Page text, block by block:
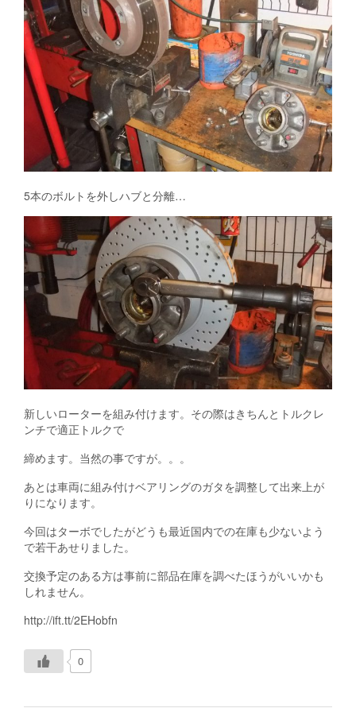
5本のボルトを外しハブと分離…
新しいローターを組み付けます。その際はきちんとトルクレ
ンチで適正トルクで
締めます。当然の事ですが。。。
あとは車両に組み付けベアリングのガタを調整して出来上が
りになります。
今回はターボでしたがどうも最近国内での在庫も少ないよう
で若干あせりました。
交換予定のある方は事前に部品在庫を調べたほうがいいかも
しれません。
http://ift.tt/2EHobfn
0